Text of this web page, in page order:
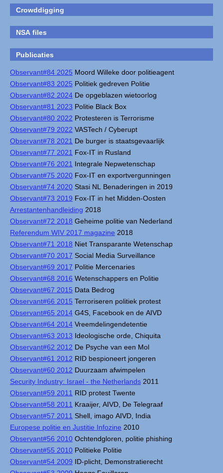
Crowddigging
NSA files
Publicaties
Observant#84 2025 Moord Willeke door politieagent
Observant#83 2025 Politiek gedreven Politie
Observant#82 2024 De opgeblazen wietoorlog
Observant#81 2023 Politie Black Box
Observant#80 2022 Protesteren is Terrorisme
Observant#79 2022 VASTech / Cyberupt
Observant#78 2021 De burger is staatsgevaarlijk
Observant#77 2021 Fox-IT in Rusland
Observant#76 2021 Integrale Nepwetenschap
Observant#75 2020 Fox-IT en exportvergunningen
Observant#74 2020 Stasi NL Benaderingen in 2019
Observant#73 2019 Fox-IT in het Midden-Oosten
Arrestantenhandleiding 2018
Observant#72 2018 Geheime politie van Nederland
Referendum WIV 2017 magazine 2018
Observant#71 2018 Niet Transparante Wetenschap
Observant#70 2017 Social Media Surveillance
Observant#69 2017 Politie Mercenaries
Observant#68 2016 Wetenschappers en Politie
Observant#67 2015 Data Bedrog
Observant#66 2015 Terroriseren politiek protest
Observant#65 2014 G4S, Facebook en de AIVD
Observant#64 2014 Vreemdelingendetentie
Observant#63 2013 Ideologische orde, Chiquita
Observant#62 2012 De Psyche van een Mol
Observant#61 2012 RID bespioneert jongeren
Observant#60 2012 Duurzaam afwimpelen
Security Industry: Israel - the Netherlands 2011
Observant#59 2011 RID protest Twente
Observant#58 2011 Kraaijer, AIVD, De Telegraaf
Observant#57 2011 Shell, imago AIVD, India
Europese politie en Justitie Infozine 2010
Observant#56 2010 Ochtendgloren, politie phishing
Observant#55 2010 Politieke Politie
Observant#54 2009 ID-plicht, Demonstratierecht